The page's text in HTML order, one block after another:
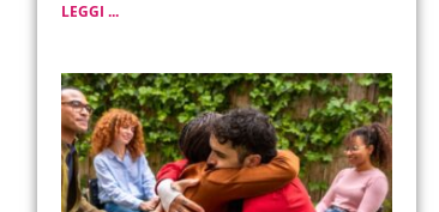
LEGGI ...